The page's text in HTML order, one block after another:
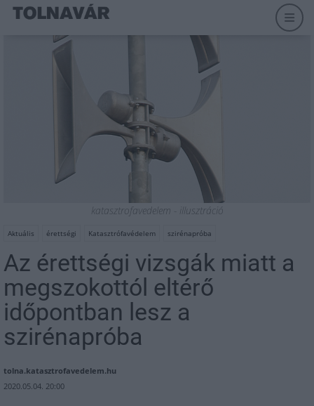
katasztrofavedelem - illusztráció
Aktuális érettségi Katasztrófavédelem szirénapróba
Az érettségi vizsgák miatt a
megszokottól eltérő
időpontban lesz a
szirénapróba
tolna.katasztrofavedelem.hu
2020.05.04. 20:00